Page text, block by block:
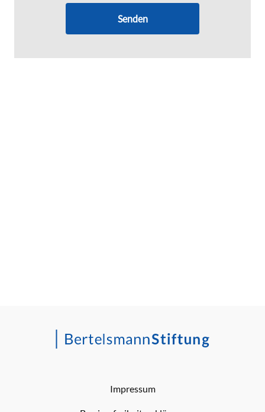
Senden
Impressum